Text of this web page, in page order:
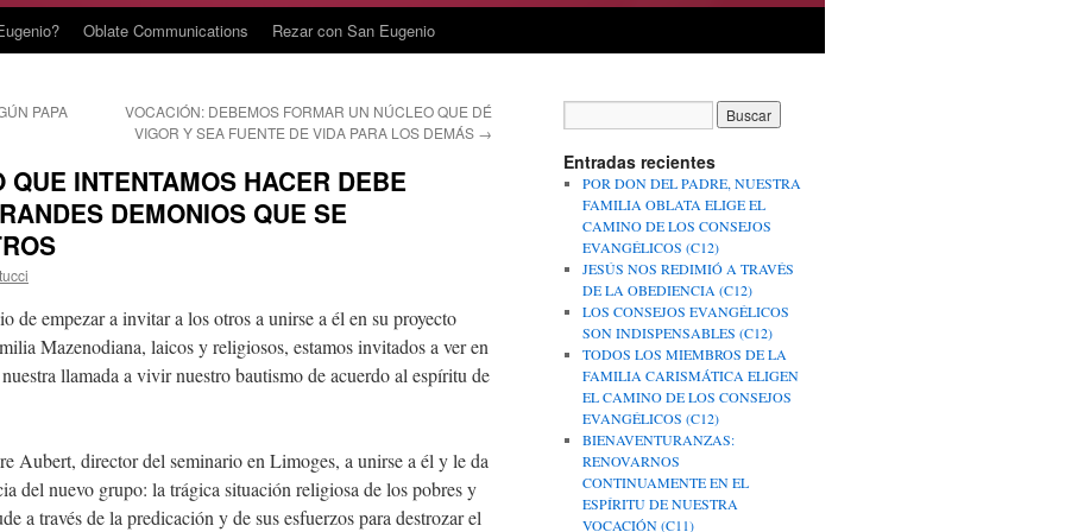
Oblate Communications Rezar con San Eugenio
PAPA
VOCACIÓN: DEBEMOS FORMAR UN NÚCLEO QUE DÉ
VIGOR Y SEA FUENTE DE VIDA PARA LOS DEMÁS →
QUE INTENTAMOS HACER DEBE
DEMONIOS QUE SE
de empezar a invitar a los otros a unirse a él en su proyecto
Mazenodiana, laicos y religiosos, estamos invitados a ver en
llamada a vivir nuestro bautismo de acuerdo al espíritu de
Aubert, director del seminario en Limoges, a unirse a él y le da
del nuevo grupo: la trágica situación religiosa de los pobres y
a través de la predicación y de sus esfuerzos para destrozar el
Entradas recientes
POR DON DEL PADRE, NUESTRA
FAMILIA OBLATA ELIGE EL
CAMINO DE LOS CONSEJOS
EVANGÉLICOS (C12)
JESÚS NOS REDIMIÓ A TRAVÉS
DE LA OBEDIENCIA (C12)
LOS CONSEJOS EVANGÉLICOS
SON INDISPENSABLES (C12)
TODOS LOS MIEMBROS DE LA
FAMILIA CARISMÁTICA ELIGEN
EL CAMINO DE LOS CONSEJOS
EVANGÉLICOS (C12)
BIENAVENTURANZAS:
RENOVARNOS
CONTINUAMENTE EN EL
ESPÍRITU DE NUESTRA
VOCACIÓN (C11)